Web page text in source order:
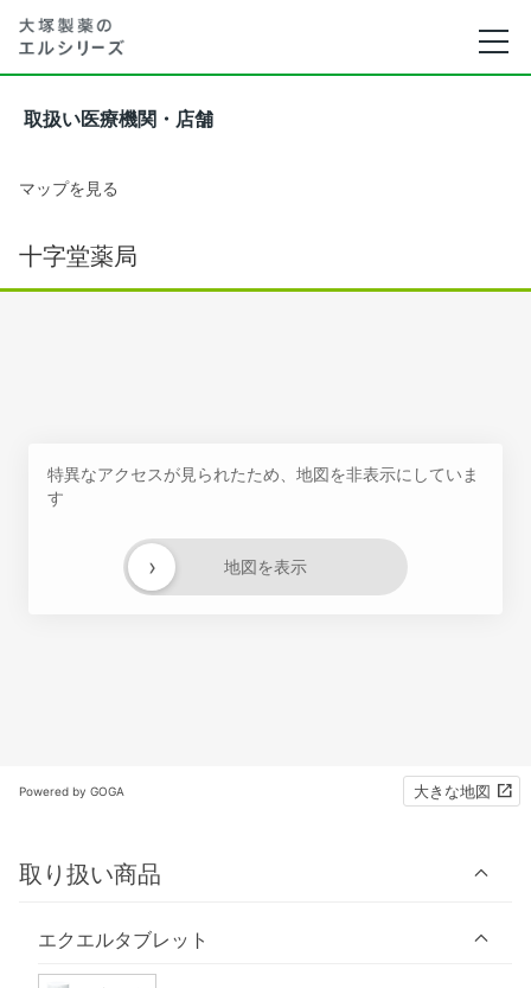
取扱い医療機関・店舗
マップを見る
十字堂薬局
特異なアクセスが見られたため、地図を非表示にしていま
す
地図を表示
›
Powered by GOGA 大きな地図
取り扱い商品
エクエルタブレット